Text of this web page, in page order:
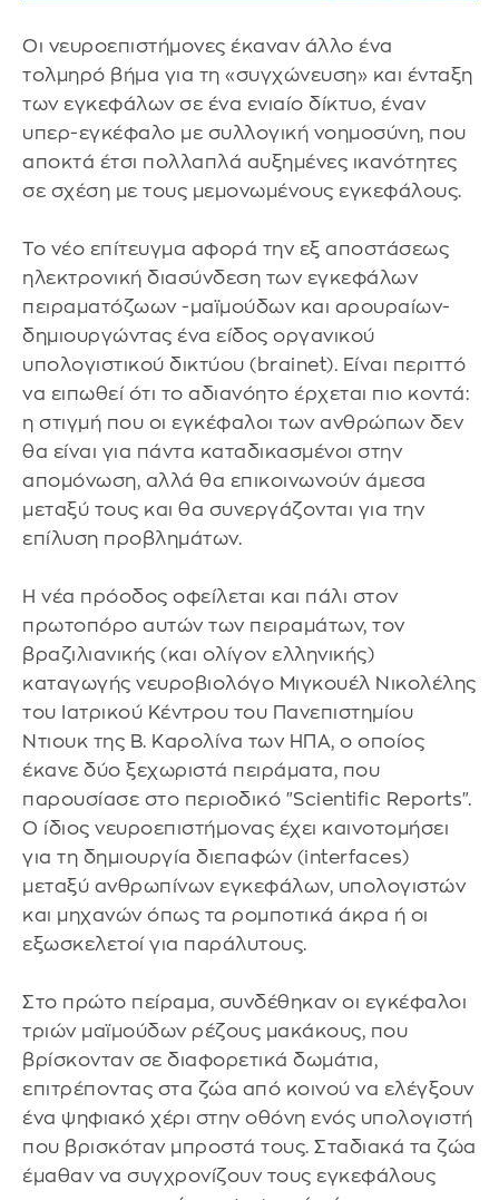
Οι νευροεπιστήμονες έκαναν άλλο ένα
τολμηρό βήμα για τη «συγχώνευση» και ένταξη
των εγκεφάλων σε ένα ενιαίο δίκτυο, έναν
υπερ-εγκέφαλο με συλλογική νοημοσύνη, που
αποκτά έτσι πολλαπλά αυξημένες ικανότητες
σε σχέση με τους μεμονωμένους εγκεφάλους.
Το νέο επίτευγμα αφορά την εξ αποστάσεως
ηλεκτρονική διασύνδεση των εγκεφάλων
πειραματόζωων -μαϊμούδων και αρουραίων-
δημιουργώντας ένα είδος οργανικού
υπολογιστικού δικτύου (brainet). Είναι περιττό
να ειπωθεί ότι το αδιανόητο έρχεται πιο κοντά:
η στιγμή που οι εγκέφαλοι των ανθρώπων δεν
θα είναι για πάντα καταδικασμένοι στην
απομόνωση, αλλά θα επικοινωνούν άμεσα
μεταξύ τους και θα συνεργάζονται για την
επίλυση προβλημάτων.
Η νέα πρόοδος οφείλεται και πάλι στον
πρωτοπόρο αυτών των πειραμάτων, τον
βραζιλιανικής (και ολίγον ελληνικής)
καταγωγής νευροβιολόγο Μιγκουέλ Νικολέλης
του Ιατρικού Κέντρου του Πανεπιστημίου
Ντιουκ της Β. Καρολίνα των ΗΠΑ, ο οποίος
έκανε δύο ξεχωριστά πειράματα, που
παρουσίασε στο περιοδικό "Scientific Reports".
Ο ίδιος νευροεπιστήμονας έχει καινοτομήσει
για τη δημιουργία διεπαφών (interfaces)
μεταξύ ανθρωπίνων εγκεφάλων, υπολογιστών
και μηχανών όπως τα ρομποτικά άκρα ή οι
εξωσκελετοί για παράλυτους.
Στο πρώτο πείραμα, συνδέθηκαν οι εγκέφαλοι
τριών μαϊμούδων ρέζους μακάκους, που
βρίσκονταν σε διαφορετικά δωμάτια,
επιτρέποντας στα ζώα από κοινού να ελέγξουν
ένα ψηφιακό χέρι στην οθόνη ενός υπολογιστή
που βρισκόταν μπροστά τους. Σταδιακά τα ζώα
έμαθαν να συγχρονίζουν τους εγκεφάλους